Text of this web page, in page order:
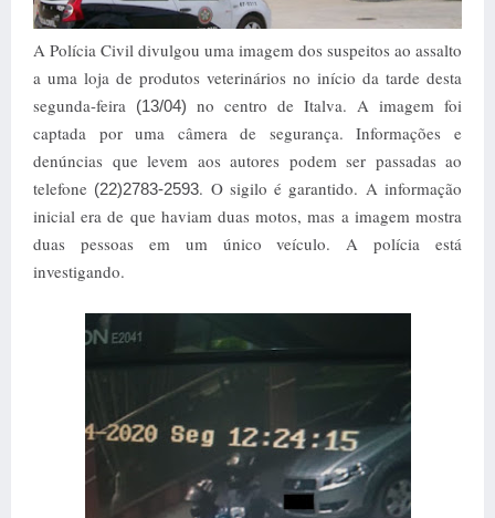
A Polícia Civil divulgou uma imagem dos suspeitos ao assalto
a uma loja de produtos veterinários no início da tarde desta
segunda-feira (13/04) no centro de Italva. A imagem foi
captada por uma câmera de segurança. Informações e
denúncias que levem aos autores podem ser passadas ao
telefone (22)2783-2593. O sigilo é garantido. A informação
inicial era de que haviam duas motos, mas a imagem mostra
duas pessoas em um único veículo. A polícia está
investigando.